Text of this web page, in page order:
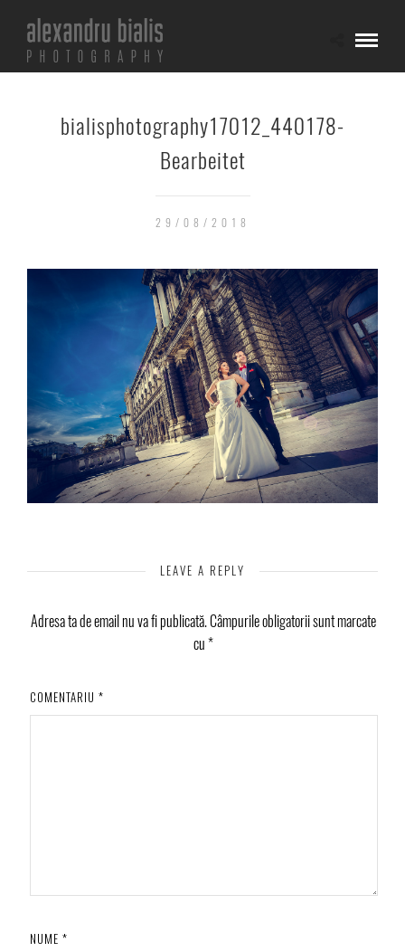
bialisphotography17012_440178-
Bearbeitet
29/08/2018
LEAVE A REPLY
Adresa ta de email nu va fi publicată.Câmpurile obligatorii sunt marcate
cu*
COMENTARIU *
NUME *